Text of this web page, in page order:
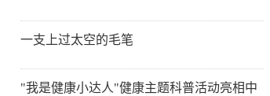
一支上过太空的毛笔
"我是健康小达人"健康主题科普活动亮相中